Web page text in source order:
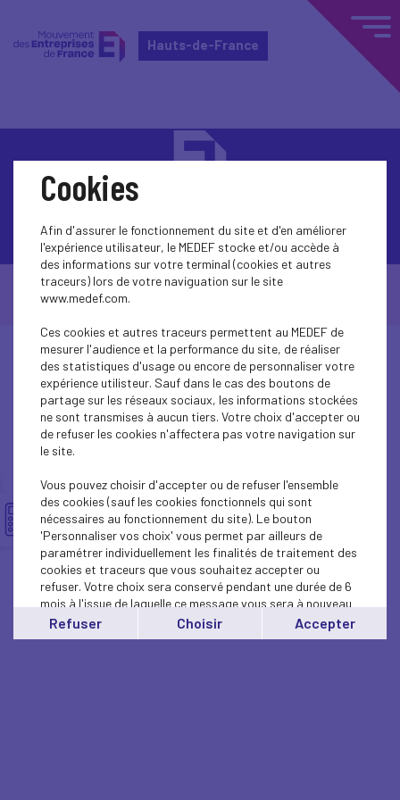
Hauts-de-France
Contactez-nous
© Medef Hauts-de-France 2026 - Mentions légales
-Politique de confidentialité
Cookies
Afin d'assurer le fonctionnement du site et d'en améliorer
l'expérience utilisateur, le MEDEF stocke et/ou accède à
des informations sur votre terminal (cookies et autres
traceurs) lors de votre naviguation sur le site
www.medef.com.
Ces cookies et autres traceurs permettent au MEDEF de
mesurer l'audience et la performance du site, de réaliser
des statistiques d'usage ou encore de personnaliser votre
expérience utilisteur. Sauf dans le cas des boutons de
partage sur les réseaux sociaux, les informations stockées
ne sont transmises à aucun tiers. Votre choix d'accepter ou
de refuser les cookies n'affectera pas votre navigation sur
le site.
Vous pouvez choisir d'accepter ou de refuser l'ensemble
des cookies (sauf les cookies fonctionnels qui sont
nécessaires au fonctionnement du site). Le bouton
'Personnaliser vos choix' vous permet par ailleurs de
paramétrer individuellement les finalités de traitement des
cookies et traceurs que vous souhaitez accepter ou
refuser. Votre choix sera conservé pendant une durée de 6
mois à l'issue de laquelle ce message vous sera à nouveau
affiché..
Vous pouvez modifier votre choix à tout moment en
Refuser Choisir Accepter